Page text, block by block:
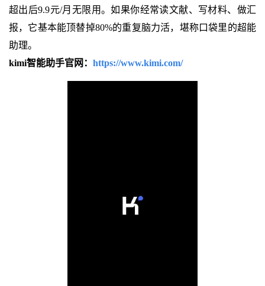
超出后9.9元/月无限用。如果你经常读文献、写材料、做汇
报，它基本能顶替掉80%的重复脑力活，堪称口袋里的超能
助理。
kimi智能助手官网： https://www.kimi.com/